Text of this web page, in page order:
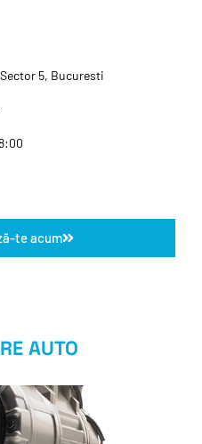
5, Bucuresti
te acum
AUTO